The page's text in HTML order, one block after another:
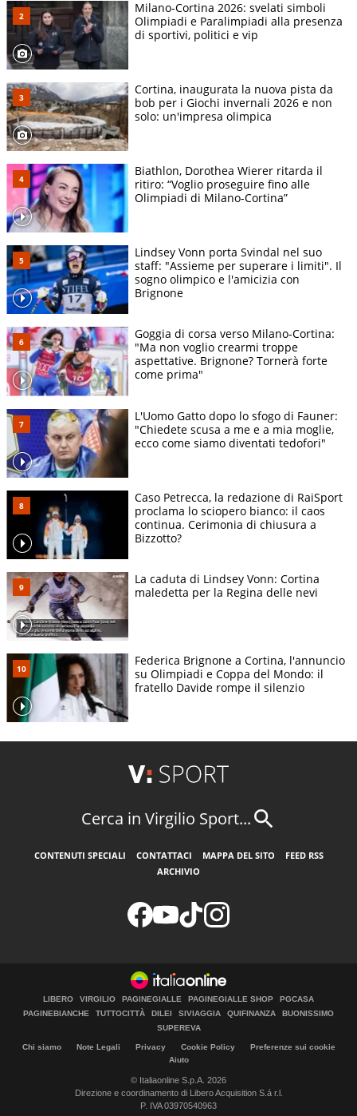
Milano-Cortina 2026: svelati simboli
Olimpiadi e Paralimpiadi alla presenza
di sportivi, politici e vip
Cortina, inaugurata la nuova pista da
bob per i Giochi invernali 2026 e non
solo: un'impresa olimpica
Biathlon, Dorothea Wierer ritarda il
ritiro: “Voglio proseguire fino alle
Olimpiadi di Milano-Cortina”
Lindsey Vonn porta Svindal nel suo
staff: "Assieme per superare i limiti". Il
sogno olimpico e l'amicizia con
Brignone
Goggia di corsa verso Milano-Cortina:
"Ma non voglio crearmi troppe
aspettative. Brignone? Tornerà forte
come prima"
L'Uomo Gatto dopo lo sfogo di Fauner:
"Chiedete scusa a me e a mia moglie,
ecco come siamo diventati tedofori"
Caso Petrecca, la redazione di RaiSport
proclama lo sciopero bianco: il caos
continua. Cerimonia di chiusura a
Bizzotto?
La caduta di Lindsey Vonn: Cortina
maledetta per la Regina delle nevi
Federica Brignone a Cortina, l'annuncio
su Olimpiadi e Coppa del Mondo: il
fratello Davide rompe il silenzio
Cerca in Virgilio Sport...
CONTENUTI SPECIALI CONTATTACI MAPPA DEL SITO
FEED RSS
ARCHIVIO
LIBERO VIRGILIO PAGINEGIALLE PAGINEGIALLE SHOP
PGCASA
PAGINEBIANCHE
TUTTOCITTÀ DILEI SIVIAGGIA QUIFINANZA
BUONISSIMO
SUPEREVA
Chi siamo Note Legali Privacy Cookie Policy
Preferenze sui cookie
Aiuto
© Italiaonline S.p.A. 2026
Direzione e coordinamento di Libero Acquisition S.á r.l.
P. IVA 03970540963